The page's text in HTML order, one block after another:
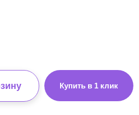
Купить в 1 клик